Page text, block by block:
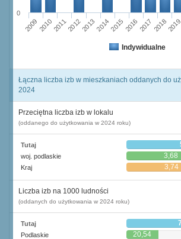
Indywidualne
200920102011201220132014201520162017 20182019
0
Łączna liczba izb w mieszkaniach oddanych do
2024
Przeciętna liczba izb w lokalu
(oddanego do użytkowania w 2024 roku)
Tutaj
woj. podlaskie 3,68
Kraj 3,74
Liczba izb na 1000 ludności
(oddanych do użytkowania w 2024 roku)
Tutaj
Podlaskie 20,54